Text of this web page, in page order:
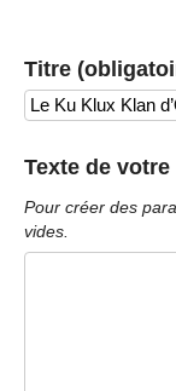
Titre
Texte de
Pour créer des
vides.